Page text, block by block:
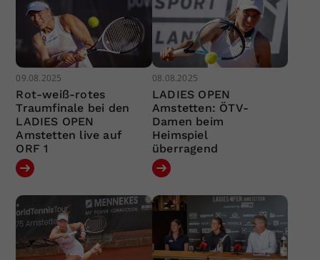
09.08.2025
Rot-weiß-rotes
Traumfinale bei den
LADIES OPEN
Amstetten live auf
ORF 1
08.08.2025
LADIES OPEN
Amstetten: ÖTV-
Damen beim
Heimspiel
überragend